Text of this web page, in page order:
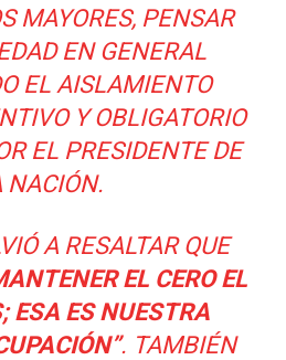
MAYORES, PENSAR
EN GENERAL
EL AISLAMIENTO
Y OBLIGATORIO
EL PRESIDENTE DE
NACIÓN.
A RESALTAR QUE
EL CERO EL
ESA ES NUESTRA
. TAMBIÉN